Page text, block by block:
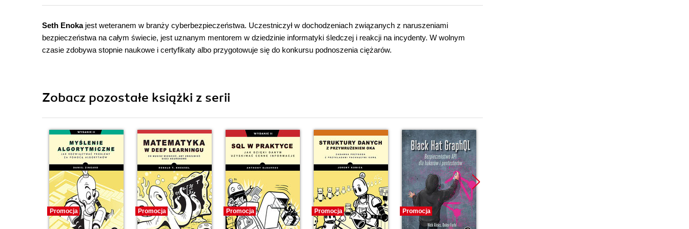
Seth Enokajest weteranem w branży cyberbezpieczeństwa. Uczestniczył w dochodzeniach związanych z naruszeniami
bezpieczeństwa na całym świecie, jest uznanym mentorem w dziedzinie informatyki śledczej i reakcji na incydenty. W wolnym
czasie zdobywa stopnie naukowe i certyfikaty albo przygotowuje się do konkursu podnoszenia ciężarów.
Zobacz pozostałe książki z serii
Promocja Promocja Promocja Promocja Promocja